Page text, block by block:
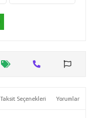
Taksit Seçenekleri Yorumlar